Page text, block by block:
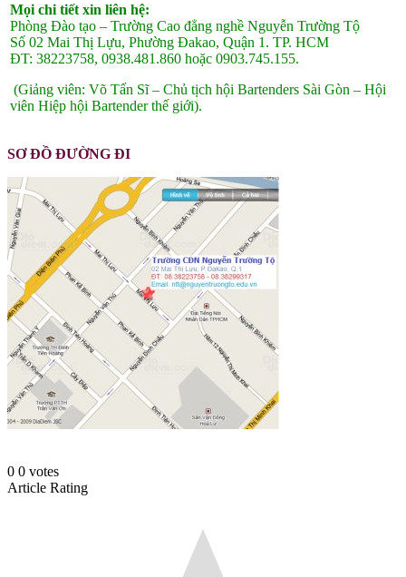
Mọi chi tiết xin liên hệ:
Phòng Đào tạo – Trường Cao đẳng nghề Nguyễn Trường Tộ
Số 02 Mai Thị Lựu, Phường Đakao, Quận 1. TP. HCM
ĐT: 38223758, 0938.481.860 hoặc 0903.745.155.
(Giảng viên: Võ Tấn Sĩ – Chủ tịch hội Bartenders Sài Gòn – Hội
viên Hiệp hội Bartender thế giới).
SƠ ĐỒ ĐƯỜNG ĐI
0 0 votes
Article Rating